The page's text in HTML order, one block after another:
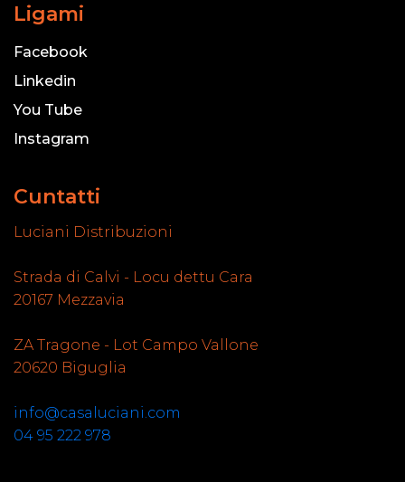
Ligami
Facebook
Linkedin
You Tube
Instagram
Cuntatti
Luciani Distribuzioni
Strada di Calvi - Locu dettu Cara
20167 Mezzavia
ZA Tragone - Lot Campo Vallone
20620 Biguglia
info@casaluciani.com
04 95 222 978